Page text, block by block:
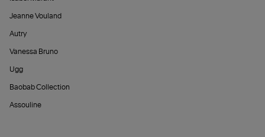
Jeanne Vouland
Autry
Vanessa Bruno
Ugg
Baobab Collection
Assouline